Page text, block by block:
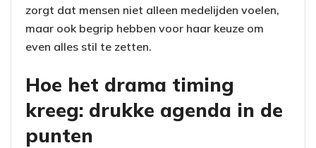
zorgt dat mensen niet alleen medelijden voelen,
maar ook begrip hebben voor haar keuze om
even alles stil te zetten.
Hoe het drama timing
kreeg: drukke agenda in de
punten